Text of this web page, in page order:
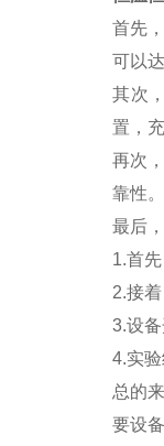
首先
可以
其次
置，
再次
靠性。
最后
1.首
2.接
3.设
4.实
总的
要设